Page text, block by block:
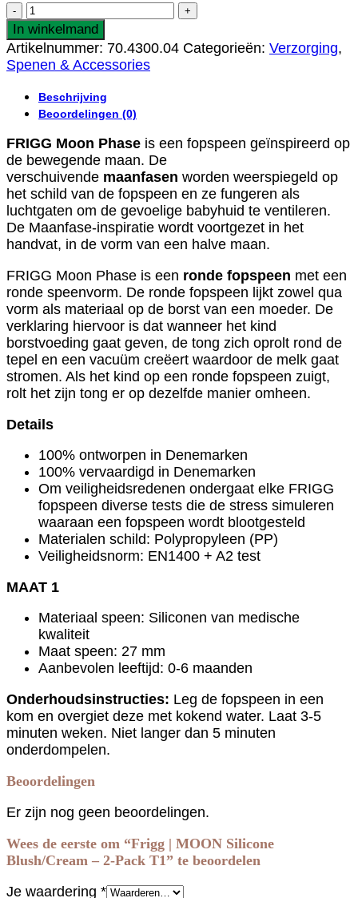
Frigg
|
MOON
Silicone
Blush/Cream
-
2-
T1
aantal
In winkelmand
Artikelnummer: 70.4300.04 Categorieën: Verzorging,
Spenen & Accessories
Beschrijving
Beoordelingen (0)
FRIGG Moon Phase is een fopspeen geïnspireerd op
de bewegende maan. De
verschuivende maanfasen worden weerspiegeld op
het schild van de fopspeen en ze fungeren als
luchtgaten om de gevoelige babyhuid te ventileren.
De Maanfase-inspiratie wordt voortgezet in het
handvat, in de vorm van een halve maan.
FRIGG Moon Phase is een ronde fopspeen met een
ronde speenvorm. De ronde fopspeen lijkt zowel qua
vorm als materiaal op de borst van een moeder. De
verklaring hiervoor is dat wanneer het kind
borstvoeding gaat geven, de tong zich oprolt rond de
tepel en een vacuüm creëert waardoor de melk gaat
stromen. Als het kind op een ronde fopspeen zuigt,
rolt het zijn tong er op dezelfde manier omheen.
Details
100% ontworpen in Denemarken
100% vervaardigd in Denemarken
Om veiligheidsredenen ondergaat elke FRIGG
fopspeen diverse tests die de stress simuleren
waaraan een fopspeen wordt blootgesteld
Materialen schild: Polypropyleen (PP)
Veiligheidsnorm: EN1400 + A2 test
MAAT 1
Materiaal speen: Siliconen van medische
kwaliteit
Maat speen: 27 mm
Aanbevolen leeftijd: 0-6 maanden
Onderhoudsinstructies: Leg de fopspeen in een
kom en overgiet deze met kokend water. Laat 3-5
minuten weken. Niet langer dan 5 minuten
onderdompelen.
Beoordelingen
Er zijn nog geen beoordelingen.
Wees de eerste om “Frigg | MOON Silicone
Blush/Cream – 2-Pack T1” te beoordelen
Je waardering *